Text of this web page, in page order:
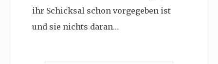
ihr Schicksal schon vorgegeben ist
und sie nichts daran…